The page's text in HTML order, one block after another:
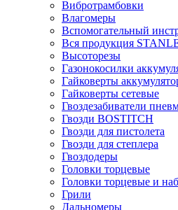
Вибротрамбовки
Влагомеры
Вспомогательный
Вся продукция
Высоторезы
Газонокосилки
Гайковерты
Гайковерты сетевые
Гвоздезабиватели
Гвозди BOSTITCH
Гвозди для пистолета
Гвозди для степлера
Гвоздодеры
Головки торцевые
Головки торцевые и
Грили
Дальномеры